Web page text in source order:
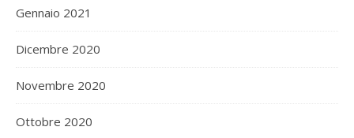
Gennaio 2021
Dicembre 2020
Novembre 2020
Ottobre 2020